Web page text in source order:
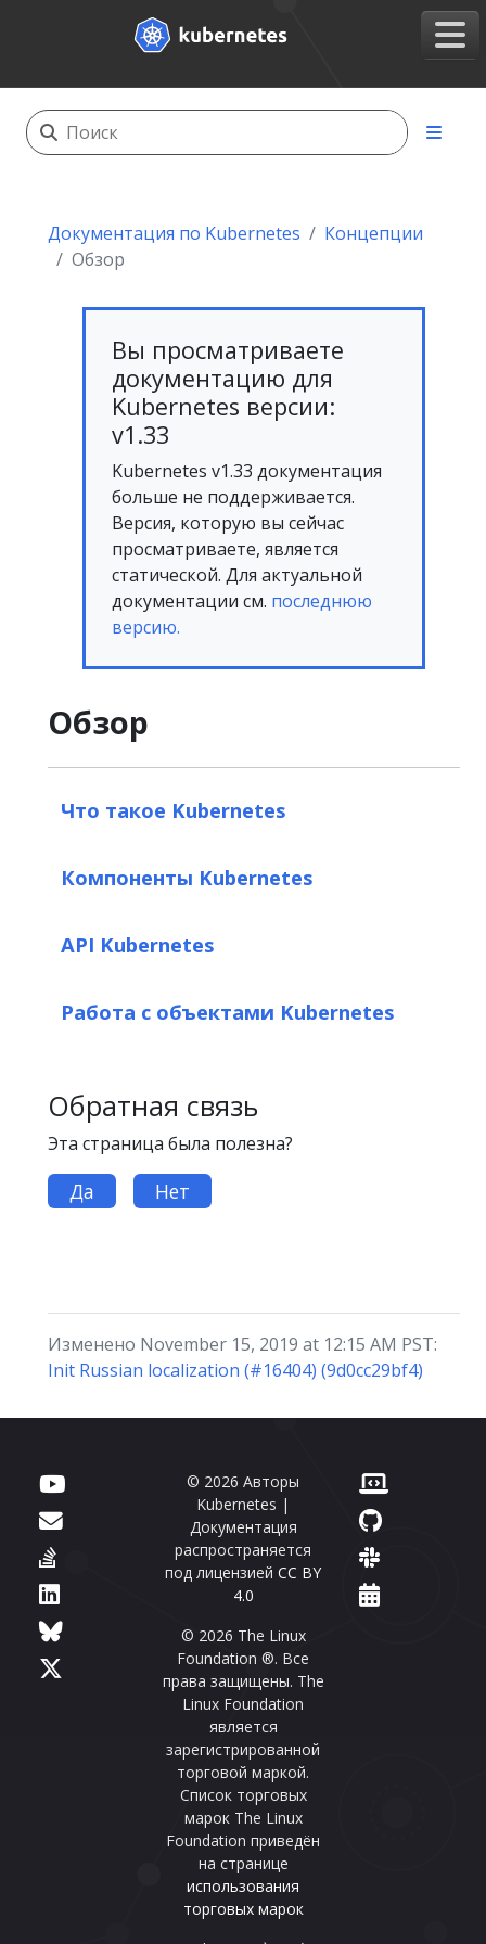
Документация по Kubernetes
Концепции
Обзор
Вы просматриваете
документацию для
Kubernetes версии:
v1.33
Kubernetes v1.33 документация
больше не поддерживается.
Версия, которую вы сейчас
просматриваете, является
статической. Для актуальной
документации см. последнюю
версию.
Обзор
Что такое Kubernetes
Компоненты Kubernetes
API Kubernetes
Работа с объектами Kubernetes
Обратная связь
Эта страница была полезна?
Да Нет
Изменено November 15, 2019 at 12:15 AM PST:
Init Russian localization (#16404) (9d0cc29bf4)
© 2026 Авторы
Kubernetes |
Документация
распространяется
под лицензией CC BY
4.0
© 2026 The Linux
Foundation ®. Все
права защищены. The
Linux Foundation
является
зарегистрированной
торговой маркой.
Список торговых
марок The Linux
Foundation приведён
на странице
использования
торговых марок